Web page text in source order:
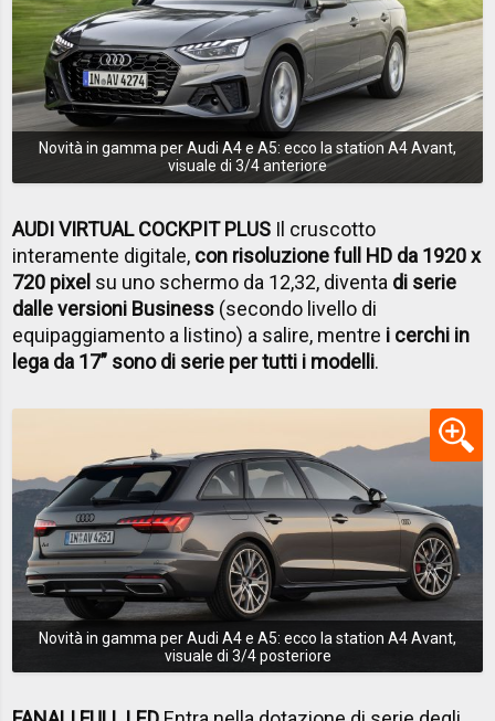
Novità in gamma per Audi A4 e A5: ecco la station A4 Avant,
visuale di 3/4 anteriore
AUDI VIRTUAL COCKPIT PLUS Il cruscotto
interamente digitale, con risoluzione full HD da 1920 x
720 pixel su uno schermo da 12,32, diventa di serie
dalle versioni Business (secondo livello di
equipaggiamento a listino) a salire, mentre i cerchi in
lega da 17” sono di serie per tutti i modelli.
Novità in gamma per Audi A4 e A5: ecco la station A4 Avant,
visuale di 3/4 posteriore